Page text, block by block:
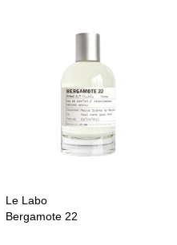
Le Labo
Bergamote 22